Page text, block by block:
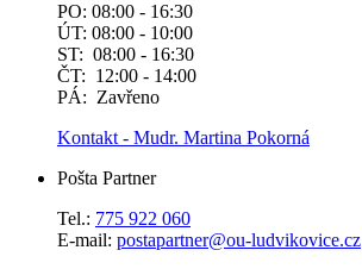
PO: 08:00 - 16:30
ÚT: 08:00 - 10:00
ST: 08:00 - 16:30
ČT: 12:00 - 14:00
PÁ: Zavřeno
Kontakt - Mudr. Martina Pokorná
Pošta Partner
Tel.: 775 922 060
E-mail: postapartner@ou-ludvikovice.cz